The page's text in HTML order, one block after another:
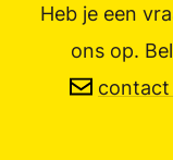
Heb je een
ons op. Bel
contact